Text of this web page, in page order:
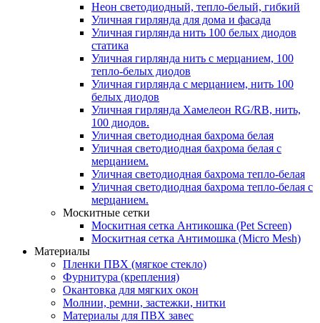
Неон светодиодный, тепло-белый, гибкий
Уличная гирлянда для дома и фасада
Уличная гирлянда нить 100 белых диодов
статика
Уличная гирлянда нить с мерцанием, 100
тепло-белых диодов
Уличная гирлянда с мерцанием, нить 100
белых диодов
Уличная гирлянда Хамелеон RG/RB, нить,
100 диодов.
Уличная светодиодная бахрома белая
Уличная светодиодная бахрома белая с
мерцанием.
Уличная светодиодная бахрома тепло-белая
Уличная светодиодная бахрома тепло-белая с
мерцанием.
Москитные сетки
Москитная сетка Антикошка (Pet Screen)
Москитная сетка Антимошка (Micro Mesh)
Материалы
Пленки ПВХ (мягкое стекло)
Фурнитура (крепления)
Окантовка для мягких окон
Молнии, ремни, застежки, нитки
Материалы для ПВХ завес